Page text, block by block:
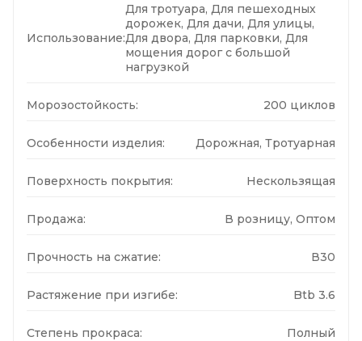
Использование:
Для тротуара, Для пешеходных
дорожек, Для дачи, Для улицы,
Для двора, Для парковки, Для
мощения дорог с большой
нагрузкой
Морозостойкость: 200 циклов
Особенности изделия: Дорожная, Тротуарная
Поверхность покрытия: Нескользящая
Продажа: В розницу, Оптом
Прочность на сжатие: В30
Растяжение при изгибе: Btb 3.6
Степень прокраса: Полный